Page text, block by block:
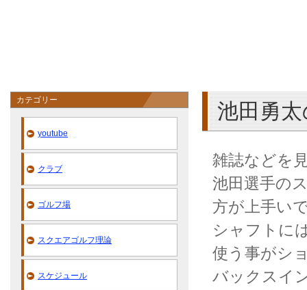
池田勇
雑誌などを
池田選手の
方が上手い
シャフトに
使う事がシ
バックスイ
カテゴリー
youtube
クラブ
ゴルフ場
スクエアゴルフ理論
スケジュール